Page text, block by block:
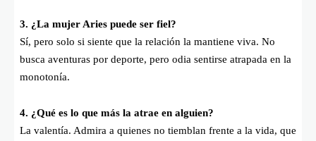
3. ¿La mujer Aries puede ser fiel?
Sí, pero solo si siente que la relación la mantiene viva. No
busca aventuras por deporte, pero odia sentirse atrapada en la
monotonía.
4. ¿Qué es lo que más la atrae en alguien?
La valentía. Admira a quienes no tiemblan frente a la vida, que